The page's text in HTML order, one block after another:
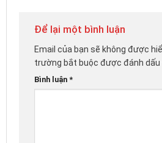
Để lại một bình luận
Email của bạn sẽ không được
trường bắt buộc được đánh dấu
Bình luận *